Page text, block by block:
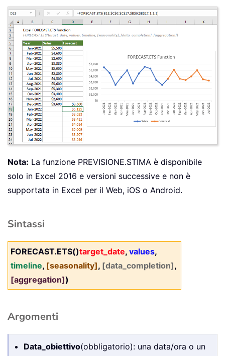
Nota: La funzione PREVISIONE.STIMA è disponibile
solo in Excel 2016 e versioni successive e non è
supportata in Excel per il Web, iOS o Android.
Sintassi
FORECAST.ETS()target_date, values,
timeline, [seasonality], [data_completion],
[aggregation])
Argomenti
Data_obiettivo(obbligatorio): una data/ora o un